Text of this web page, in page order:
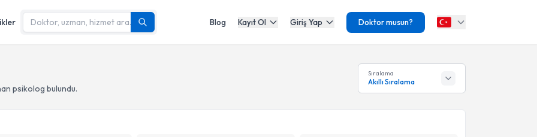
Blog Kayıt Ol Giriş Yap Doktor musun?
psikolog bulundu.
Sıralama
Akıllı Sıralama